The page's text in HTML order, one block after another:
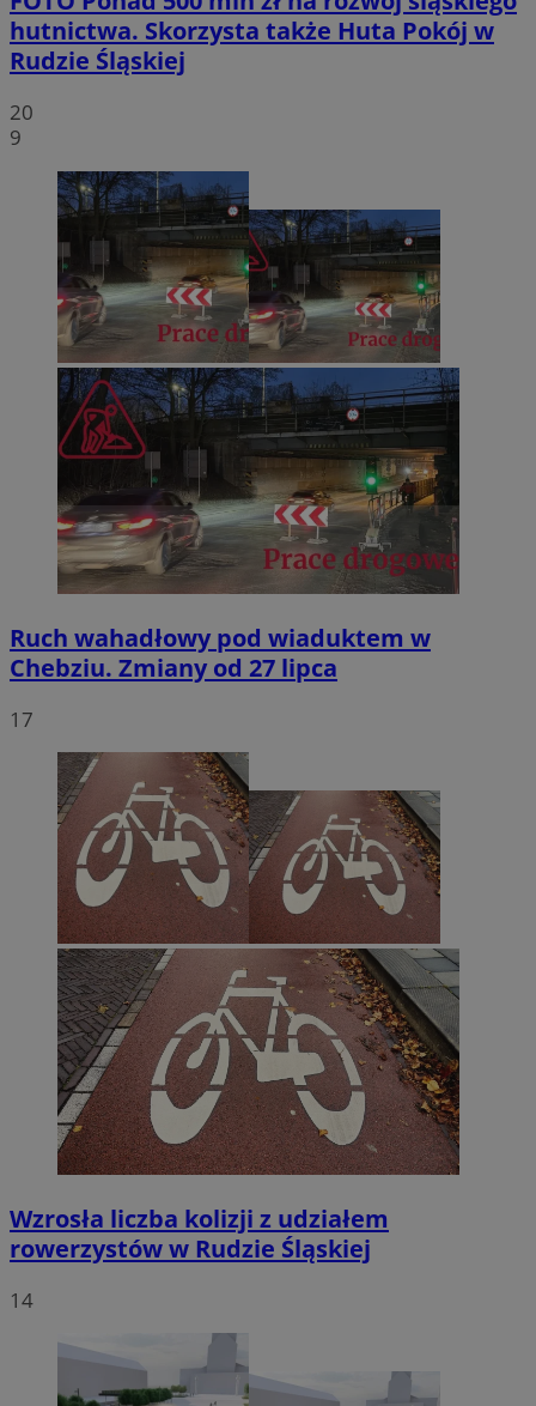
hutnictwa. Skorzysta także Huta Pokój w
Rudzie Śląskiej
20
9
Ruch wahadłowy pod wiaduktem w
Chebziu. Zmiany od 27 lipca
17
Wzrosła liczba kolizji z udziałem
rowerzystów w Rudzie Śląskiej
14